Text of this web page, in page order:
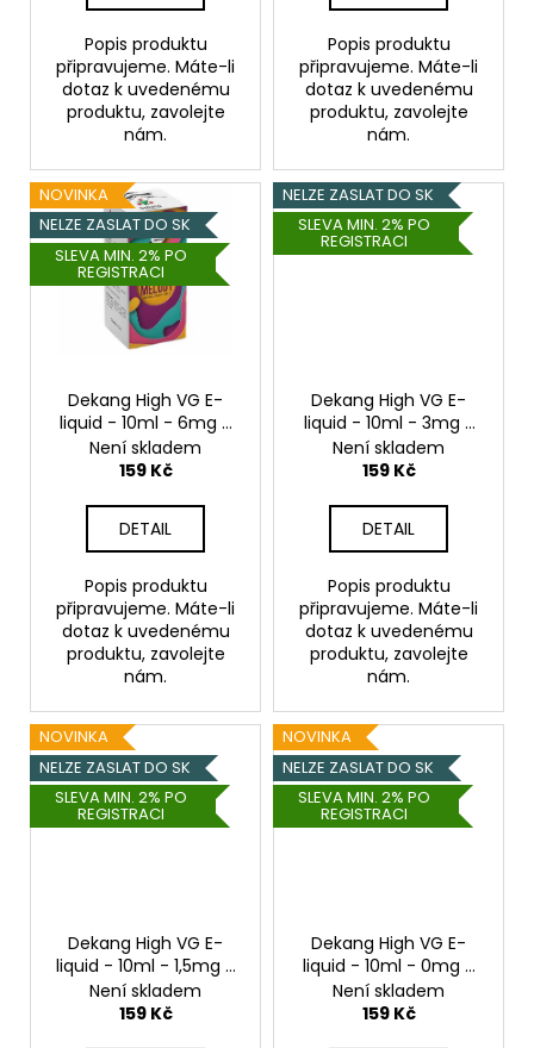
Popis produktu
připravujeme. Máte-li
dotaz k uvedenému
produktu, zavolejte
nám.
Popis produktu
připravujeme. Máte-li
dotaz k uvedenému
produktu, zavolejte
nám.
NOVINKA
NELZE ZASLAT DO SK
SLEVA MIN. 2% PO
REGISTRACI
Dekang High VG E-
liquid - 10ml - 6mg -
Sweet Melody
(Broskev s citrónem)
Není skladem
159 Kč
DETAIL
Popis produktu
připravujeme. Máte-li
dotaz k uvedenému
produktu, zavolejte
nám.
NELZE ZASLAT DO SK
SLEVA MIN. 2% PO
REGISTRACI
Dekang High VG E-
liquid - 10ml - 3mg -
Sweet Melody
(Broskev s citrónem)
Není skladem
159 Kč
DETAIL
Popis produktu
připravujeme. Máte-li
dotaz k uvedenému
produktu, zavolejte
nám.
NOVINKA
NELZE ZASLAT DO SK
SLEVA MIN. 2% PO
REGISTRACI
Dekang High VG E-
liquid - 10ml - 1,5mg -
Sweet Melody
(Broskev s citrónem)
Není skladem
159 Kč
NOVINKA
NELZE ZASLAT DO SK
SLEVA MIN. 2% PO
REGISTRACI
Dekang High VG E-
liquid - 10ml - 0mg -
Sweet Melody
(Broskev s citrónem)
Není skladem
159 Kč